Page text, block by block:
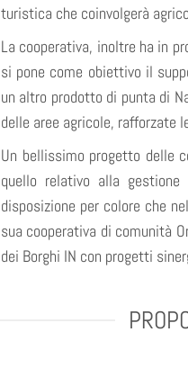
turistica che coinvolgerà
La cooperativa, inoltre ha in
si pone come obiettivo il
un altro prodotto di punta di
delle aree agricole, rafforzate
Un bellissimo progetto delle
quello relativo alla
disposizione per colore che
sua cooperativa di comunità
dei Borghi IN con progetti